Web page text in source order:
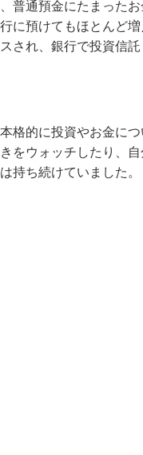
普通預金にたまった
に預けてもほとんど
され、銀行で投資信
格的に投資やお金に
をウォッチしたり、
持ち続けていました。